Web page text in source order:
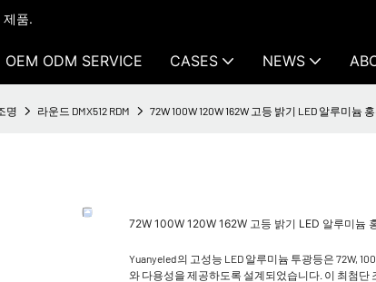
품.
OEM ODM SERVICE CASES NEWS
명 라운드 DMX512 RDM 72W 100W 120W 162W 고등 밝기 LED 알루미늄
72W 100W 120W 162W 고등 밝기 LED 알루미늄
Yuanyeled의 고성능 LED 알루미늄 투광등은 72W,
와 다용성을 제공하도록 설계되었습니다. 이 최첨단